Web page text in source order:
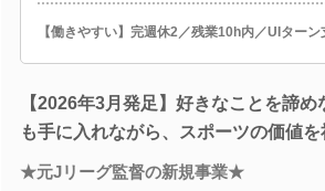
【働きやすい】完週休2／残業10h内／UIターン
【2026年3月発足】好きなことを諦
も手に入れながら、スポーツの価値を
★元Jリーグ監督の新規事業★